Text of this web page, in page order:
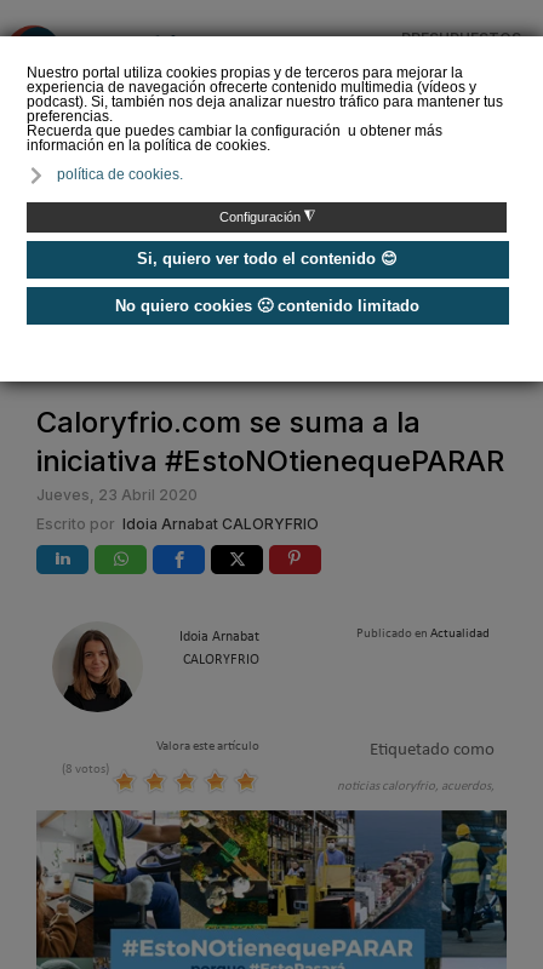
Nuestro portal utiliza cookies propias y de terceros para mejorar la
experiencia de navegación ofrecerte contenido multimedia (vídeos y
podcast). Si, también nos deja analizar nuestro tráfico para mantener tus
preferencias.
Recuerda que puedes cambiar la configuración u obtener más
información en la política de cookies.
política de cookies.
Configuración ◮
Si, quiero ver todo el contenido 😊
No quiero cookies 🙁 contenido limitado
PRESUPUESTOS
del Amperio (Episodio 3)
Noticias / Actualidad
/
Caloryfrio.com se suma a la
iniciativa #EstoNOtienequePARAR
Jueves, 23 Abril 2020
Escrito por Idoia Arnabat CALORYFRIO
Idoia Arnabat
CALORYFRIO
Publicado en Actualidad
Valora este artículo
(8 votos)
Etiquetado como
noticias caloryfrio, acuerdos,